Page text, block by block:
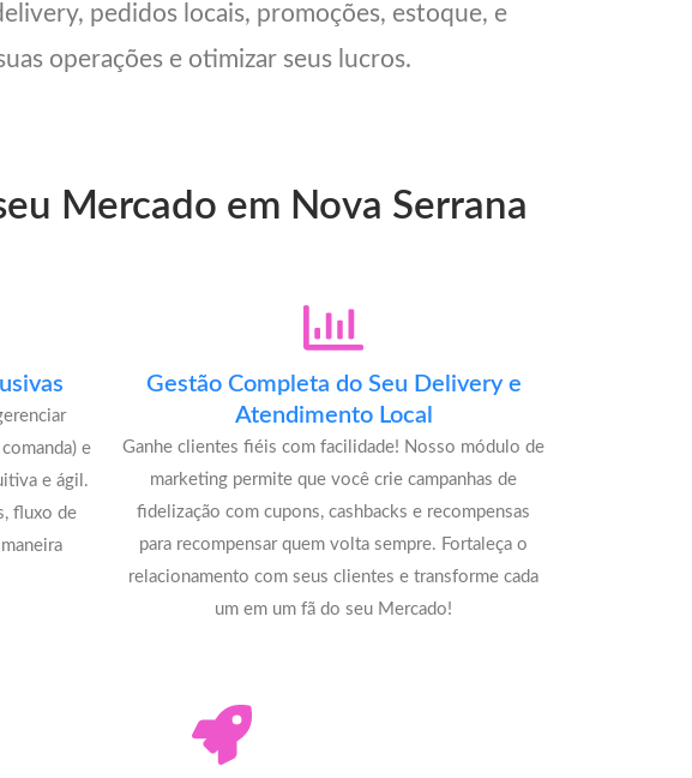
pedidos locais, promoções, estoque, e
operações e otimizar seus lucros.
Mercado em Nova Serrana
e
e ágil.
fluxo de
Gestão Completa do Seu Delivery e
Atendimento Local
Ganhe clientes fiéis com facilidade! Nosso módulo de
marketing permite que você crie campanhas de
fidelização com cupons, cashbacks e recompensas
para recompensar quem volta sempre. Fortaleça o
relacionamento com seus clientes e transforme cada
um em um fã do seu Mercado!